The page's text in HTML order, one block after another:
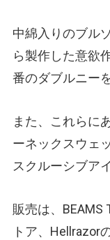
中綿入りのブル
ら製作した意欲
番のダブルニー
また、これらに
ーネックスウェ
スクルーシブア
販売は、BEAMS
トア、Hellrazor